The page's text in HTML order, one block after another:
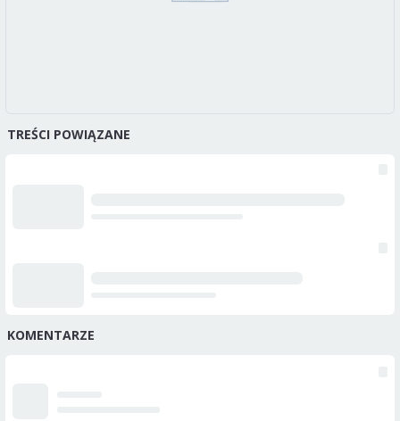
TREŚCI POWIĄZANE
KOMENTARZE